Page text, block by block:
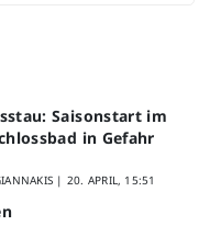
Saisonstart im
in Gefahr
| 20. APRIL, 15:51